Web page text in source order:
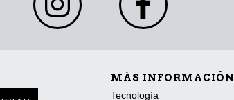
MÁS INFORMACIÓN
Tecnología